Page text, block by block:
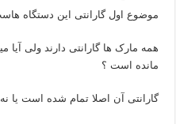
موضوع اول گارانتی این دستگاه
همه مارک ها گارانتی دارند ولی آیا
مانده است ؟
گارانتی آن اصلا تمام شده است یا